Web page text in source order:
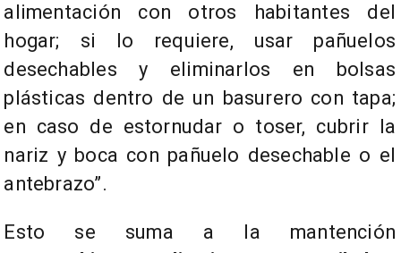
alimentación con otros habitantes del
hogar; si lo requiere, usar pañuelos
desechables y eliminarlos en bolsas
plásticas dentro de un basurero con tapa;
en caso de estornudar o toser, cubrir la
nariz y boca con pañuelo desechable o el
antebrazo”.
Esto se suma a la mantención